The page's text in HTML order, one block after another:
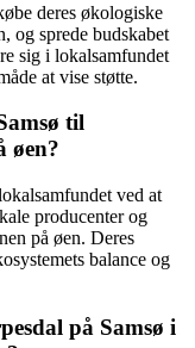
deres økologiske
og sprede budskabet
sig i lokalsamfundet
at vise støtte.
til
øen?
ved at
producenter og
på øen. Deres
balance og
på Samsø i